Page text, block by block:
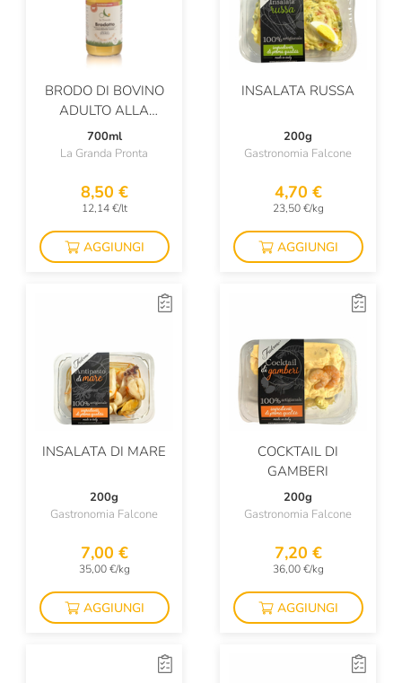
BRODO DI BOVINO
ADULTO ALLA
PIEMONTESE
700ml
La Granda Pronta
8,50 €
12,14 €/lt
AGGIUNGI
INSALATA RUSSA
200g
Gastronomia Falcone
4,70 €
23,50 €/kg
AGGIUNGI
INSALATA DI MARE
200g
Gastronomia Falcone
7,00 €
35,00 €/kg
AGGIUNGI
COCKTAIL DI
GAMBERI
200g
Gastronomia Falcone
7,20 €
36,00 €/kg
AGGIUNGI